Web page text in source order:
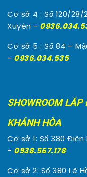
Cơ sở 4 : Số 120/
Xuyên -
Cơ sở 5 : Số 84 –
- 0936.034.535
SHOWROOM
KHÁNH HÒA
Cơ sở 1: Số 380
- 0938.567.178
Cơ sở 2: Số 380 Lê